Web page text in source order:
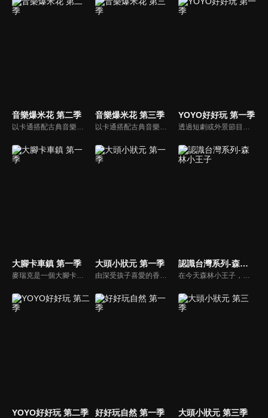
音樂爆米花 第二季
以卡通搭配古典音樂，讓小朋友感受古典音樂的故事與氛圍，進而促進對於古典音樂的愛好與欣賞。樂器認識：由西瓜哥哥與草莓姊姊帶小朋友認識不同樂器的形狀與樂聲。
音樂爆米花 第三季
以卡通搭配古典音樂，讓小朋友感受古典音樂的故事與氛圍，進而促進對於古典音樂的愛好與欣賞。樂器認識：由西瓜哥哥與草莓姊姊帶小朋友認識不同樂器的形狀與樂聲。
YOYO好好玩 第一季
透過短劇或外景節目帶領兒童認識自我及跟運動、寵物有關的事物。節目也會安插勞作教學與故事時間，除了提供能輕鬆在家動手作的內容，也利用動畫讓故事更生動。
大腳卡車鎮 第一季
麥瑞克是一個大腳卡車。 大腳卡車城的居民們都可以尋求他的説明。 但是，他幾乎沒法一個人解決所有的問題。 幸運的是，他有很多朋友會説明他！ 大腳卡車們在這個豐富的卡車城裡過著幸福的生活，這裡也經常有一些讓人激動的事情發生。
大頭小狀元 第一季
由深受孩子喜愛的香蕉哥哥林掄元遍訪全台，帶領小朋友認識台灣各地的技藝達人，介紹日常生活中息息相關的行業。
認識台灣系列-森林小王子
在今天森林小王子，比勇哥哥和阿咪魯要開始介紹住在台灣最久的人給小朋友們認識，讓小朋友了解，原住民是居住在台灣最久的人。在1001個故事裡由長老說一個有關原住民射十個太陽的故事，還有介紹苗栗縣的南庄鄉有一個蓬萊村部落的水晶球之旅。
YOYO好好玩 第二季 好好玩自然 第一季 大頭小狀元 第三季